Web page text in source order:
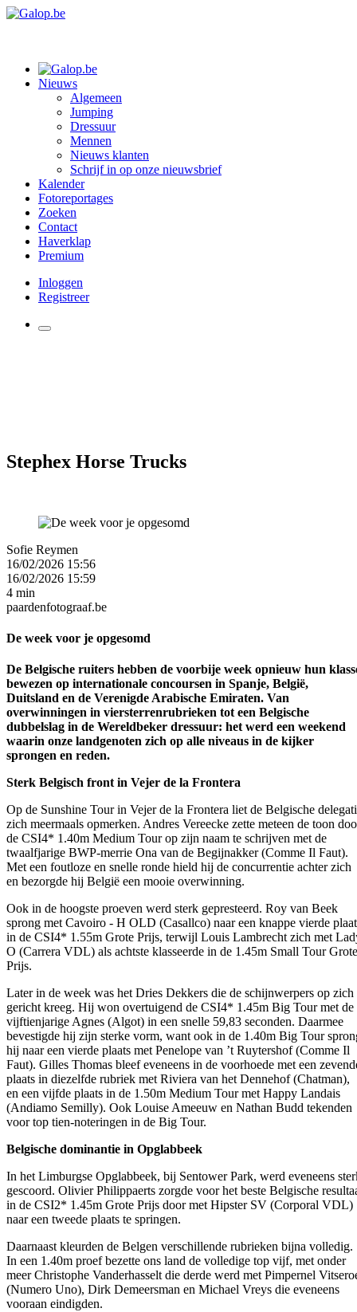
Nieuws
Algemeen
Jumping
Dressuur
Mennen
Nieuws klanten
Schrijf in op onze nieuwsbrief
Kalender
Fotoreportages
Zoeken
Contact
Haverklap
Premium
Inloggen
Registreer
Stephex Horse Trucks
Sofie Reymen
16/02/2026 15:56
16/02/2026 15:59
4 min
paardenfotograaf.be
De week voor je opgesomd
De Belgische ruiters hebben de voorbije week opnieuw hun
bewezen op internationale concoursen in Spanje, België,
Duitsland en de Verenigde Arabische Emiraten. Van
overwinningen in viersterrenrubrieken tot een Belgische
dubbelslag in de Wereldbeker dressuur: het werd een weekend
waarin onze landgenoten zich op alle niveaus in de kijker
sprongen en reden.
Sterk Belgisch front in Vejer de la Frontera
Op de Sunshine Tour in Vejer de la Frontera liet de Belgische
zich meermaals opmerken. Andres Vereecke zette meteen de toon
de CSI4* 1.40m Medium Tour op zijn naam te schrijven met de
twaalfjarige BWP-merrie Ona van de Begijnakker (Comme Il Faut).
Met een foutloze en snelle ronde hield hij de concurrentie achter zich
en bezorgde hij België een mooie overwinning.
Ook in de hoogste proeven werd sterk gepresteerd. Roy van Beek
sprong met Cavoiro - H OLD (Casallco) naar een knappe vierde
in de CSI4* 1.55m Grote Prijs, terwijl Louis Lambrecht zich met
O (Carrera VDL) als achtste klasseerde in de 1.45m Small Tour Grote
Prijs.
Later in de week was het Dries Dekkers die de schijnwerpers op zich
gericht kreeg. Hij won overtuigend de CSI4* 1.45m Big Tour met de
vijftienjarige Agnes (Algot) in een snelle 59,83 seconden. Daarmee
bevestigde hij zijn sterke vorm, want ook in de 1.40m Big Tour
hij naar een vierde plaats met Penelope van ’t Ruytershof (Comme Il
Faut). Gilles Thomas bleef eveneens in de voorhoede met een
plaats in diezelfde rubriek met Riviera van het Dennehof (Chatman),
en een vijfde plaats in de 1.50m Medium Tour met Happy Landais
(Andiamo Semilly). Ook Louise Ameeuw en Nathan Budd tekenden
voor top tien-noteringen in de Big Tour.
Belgische dominantie in Opglabbeek
In het Limburgse Opglabbeek, bij Sentower Park, werd eveneens
gescoord. Olivier Philippaerts zorgde voor het beste Belgische
in de CSI2* 1.45m Grote Prijs door met Hipster SV (Corporal VDL)
naar een tweede plaats te springen.
Daarnaast kleurden de Belgen verschillende rubrieken bijna volledig.
In een 1.40m proef bezette ons land de volledige top vijf, met onder
meer Christophe Vanderhasselt die derde werd met Pimpernel
(Numero Uno), Dirk Demeersman en Michael Vreys die eveneens
vooraan eindigden.